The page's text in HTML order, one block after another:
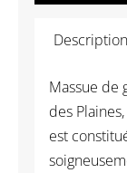
Description
Massue de
des
est